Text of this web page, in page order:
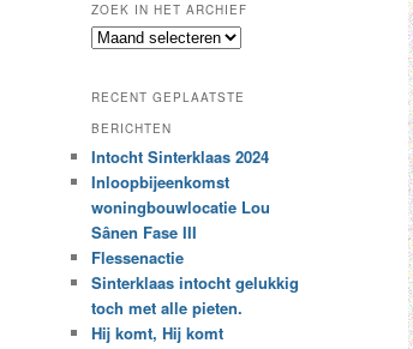
k
n
e
e
n
b
e
a
a
l
d
ZOEK IN HET ARCHIEF
Z
k
i
n
h
t
a
r
c
h
i
RECENT GEPLAATSTE
BERICHTEN
Intocht Sinterklaas 2024
Inloopbijeenkomst
woningbouwlocatie Lou
Sânen Fase III
Flessenactie
Sinterklaas intocht gelukkig
toch met alle pieten.
Hij komt, Hij komt